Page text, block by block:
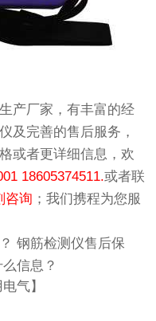
产厂家 ，有丰富的经
及完善的售后服务，
或者更详细信息，欢
18605374511.或者联
咨询 ；我们携程为您服
钢筋检测仪售后保
信息？
气】